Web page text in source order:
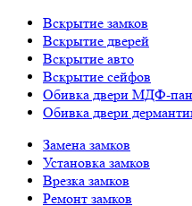
Вскрытие замков
Вскрытие дверей
Вскрытие авто
Вскрытие сейфов
Обивка двери МДФ-
Обивка двери
Замена замков
Установка замков
Врезка замков
Ремонт замков